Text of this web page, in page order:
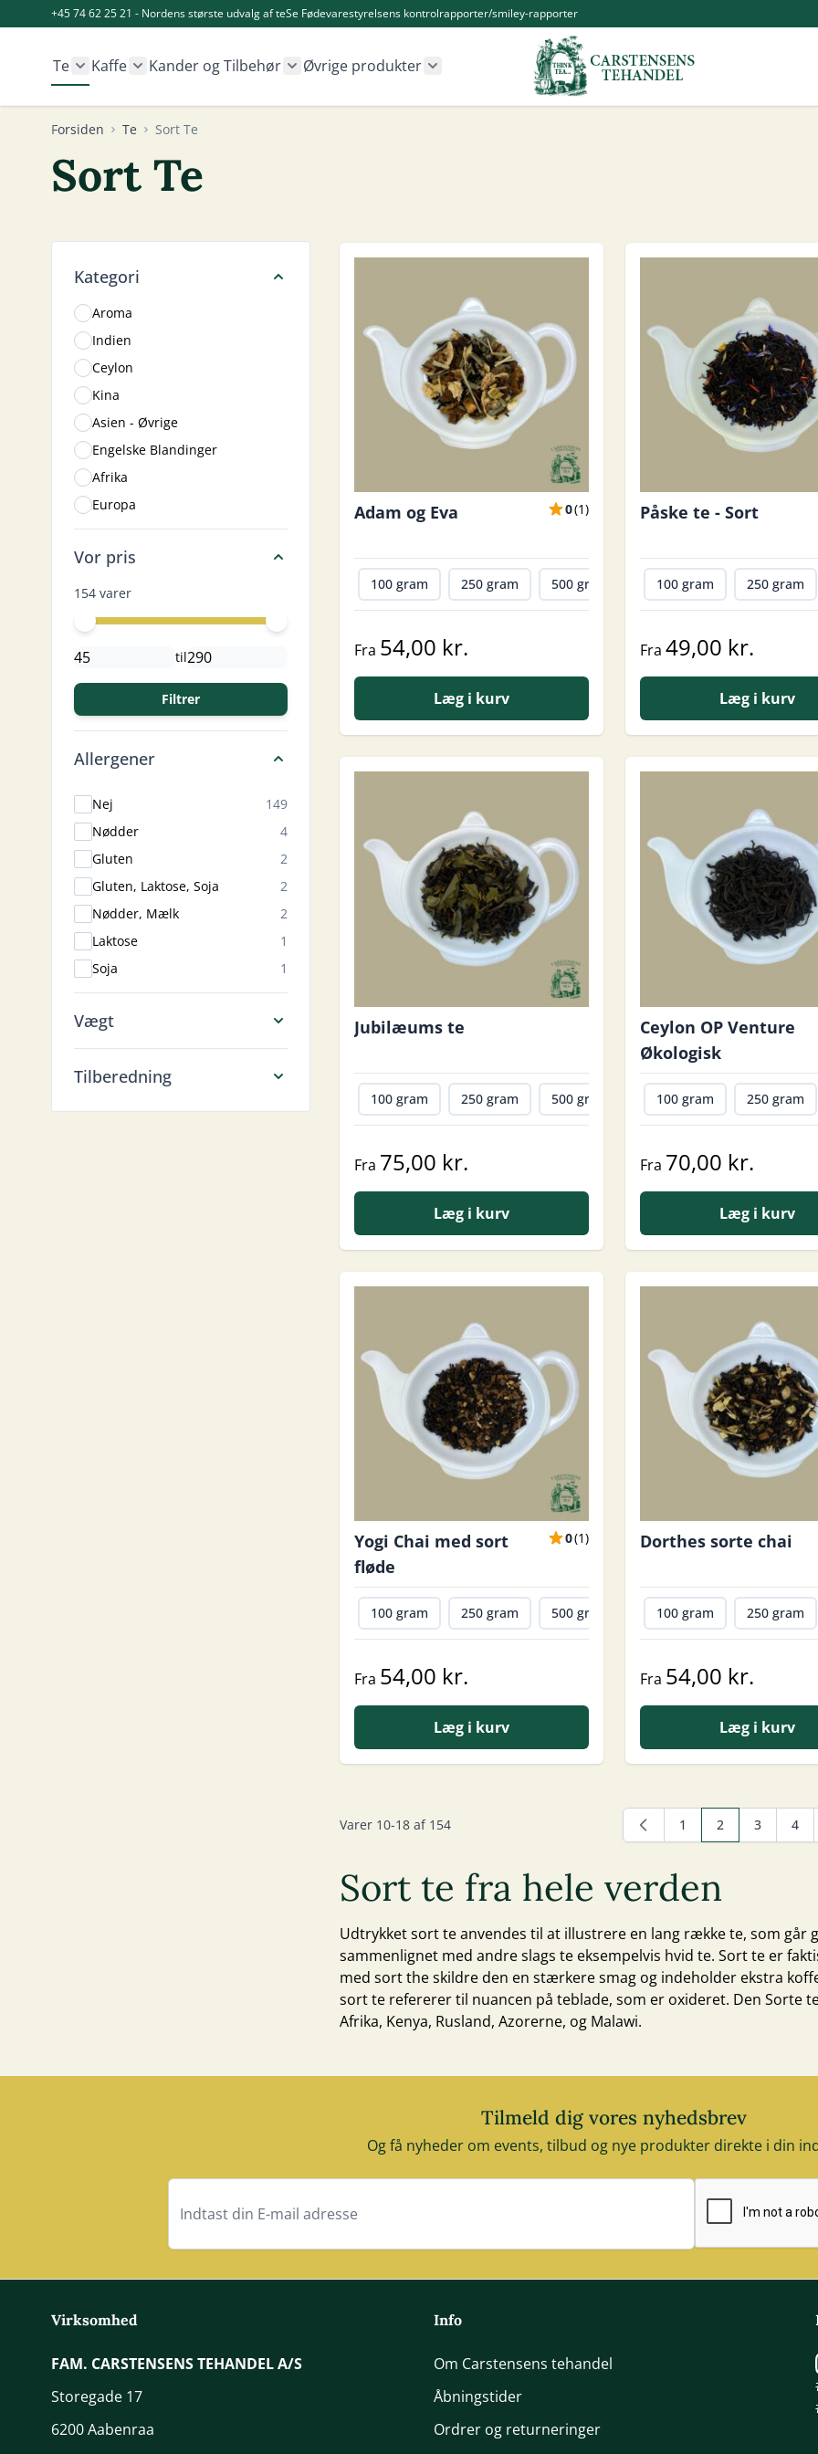
Skip to Content+45 74 62 25 21 - Nordens største udvalg af teSe Fødevarestyrelsens kontrolrapporter/smiley-rapporter
Te
Show submenu for Te category
Kaffe
Kander og Tilbehør
Show submenu for Kander og Tilbehør category
Øvrige produkter
Show submenu for Øvrige produkter category
Forsiden Te Sort Te
Sort Te
Skip to product list
Kategori
Aroma
Indien
Ceylon
Kina
Asien - Øvrige
Engelske Blandinger
Afrika
Europa
Vor pris
154 varer
Minimal price
Maximum price
til
Filtrer
Allergener
Nej 149products available
Nødder
4products available
Gluten
2 products available
Gluten, Laktose, Soja
2 products available
Nødder, Mælk
2 products available
Laktose
1
Soja
1
Vægt
Tilberedning
Adam og Eva 0(1)
100 gram 250 gram 500 gram 1000 gram
Fra 54,00 kr.
Læg i kurv
Påske te - Sort
100 gram 250 gram
Fra 49,00 kr.
Læg i kurv
Jubilæums te
100 gram 250 gram 500 gram 1000 gram
Fra 75,00 kr.
Læg i kurv
Ceylon OP Venture
Økologisk
100 gram 250 gram
Fra 70,00 kr.
Læg i kurv
Yogi Chai med sort
fløde
0(1)
100 gram 250 gram 500 gram 1000 gram
Fra 54,00 kr.
Læg i kurv
Dorthes sorte chai
100 gram 250 gram
Fra 54,00 kr.
Læg i kurv
Varer 10-18 af 154 Side
1 Du læser i
2 Side
3 Side
4
Sort te fra hele verden
Udtrykket sort te anvendes til at illustrere en lang række te, som
sammenlignet med andre slags te eksempelvis hvid te. Sort te er
med sort the skildre den en stærkere smag og indeholder ekstra
sort te refererer til nuancen på teblade, som er oxideret. Den Sorte
Afrika, Kenya, Rusland, Azorerne, og Malawi.
Tilmeld dig vores nyhedsbrev
Og få nyheder om events, tilbud og nye produkter direkte i din
E-mail adresse
Virksomhed
FAM. CARSTENSENS TEHANDEL A/S
Storegade 17
6200 Aabenraa
Info
Om Carstensens tehandel
Åbningstider
Ordrer og returneringer